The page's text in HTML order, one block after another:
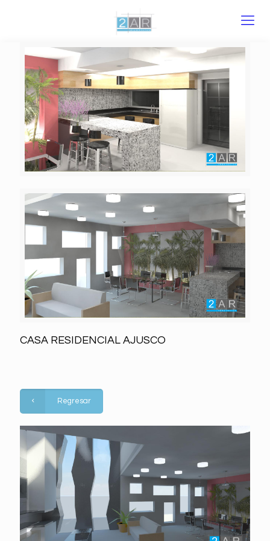
CASA RESIDENCIAL AJUSCO
Regresar